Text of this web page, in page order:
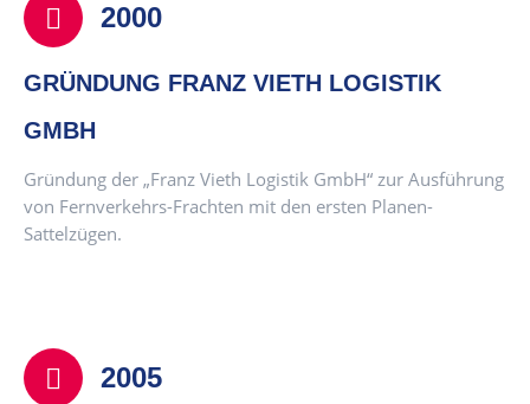
2000
GRÜNDUNG FRANZ VIETH LOGISTIK
GMBH
Gründung der „Franz Vieth Logistik GmbH“ zur Ausführung
von Fernverkehrs-Frachten mit den ersten Planen-
Sattelzügen.
2005